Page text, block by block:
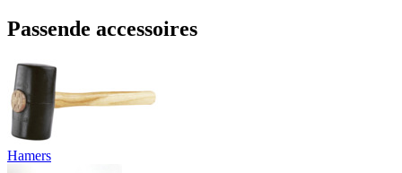
Passende accessoires
Hamers